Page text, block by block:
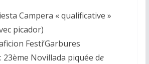
Campera « qualificative »
picador)
Festi’Garbures
23ème Novillada piquée de